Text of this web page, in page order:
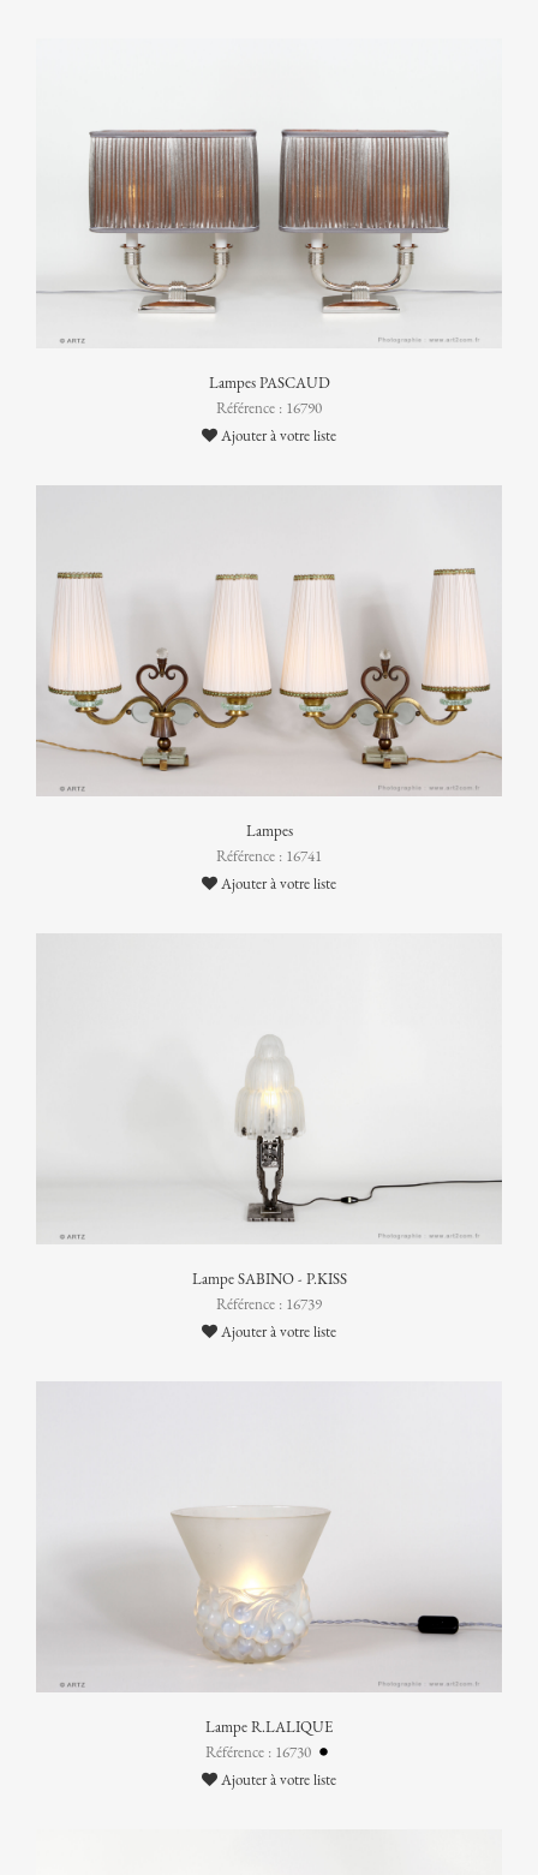
Lampes PASCAUD
Référence : 16790
Ajouter à votre liste
Lampes
Référence : 16741
Ajouter à votre liste
Lampe SABINO - P.KISS
Référence : 16739
Ajouter à votre liste
Lampe R.LALIQUE
Référence : 16730
Ajouter à votre liste